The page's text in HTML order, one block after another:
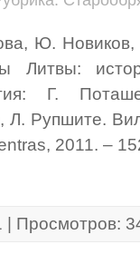
Ю.
Литвы:
Г.
Л. Рупшите.
2011. –
| Просмотров: